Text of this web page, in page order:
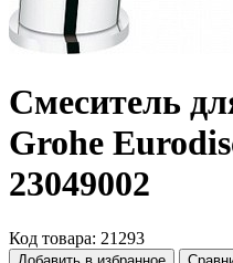
Смеситель
Grohe
23049002
Код товара: 21293